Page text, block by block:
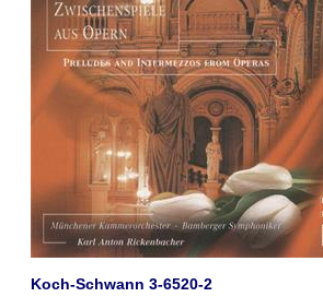
Koch-Schwann 3-6520-2